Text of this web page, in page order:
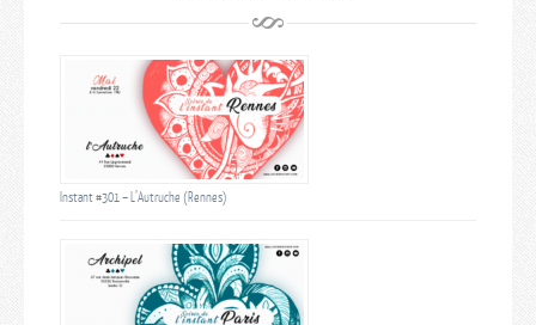
Instant #301 – L’Autruche (Rennes)